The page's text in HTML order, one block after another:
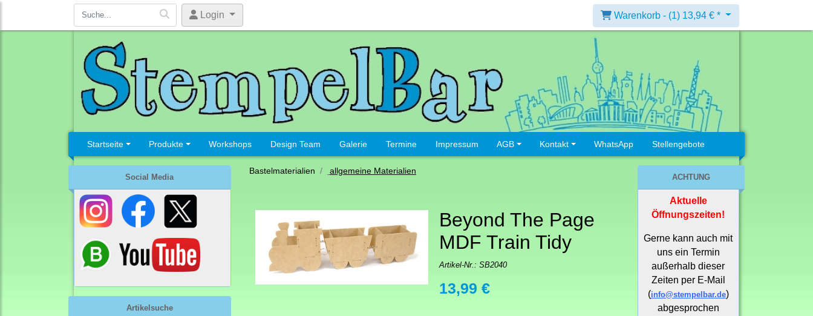
Login Warenkorb - (1) 13,94 € *
Startseite Produkte Workshops Design Team Galerie Termine Impressum AGB Kontakt WhatsApp Stellengebote
Social Media
Artikelsuche
Bastelmaterialien allgemeine Materialien
Beyond The Page
MDF Train Tidy
Artikel-Nr.: SB2040
13,99 €
ACHTUNG
Aktuelle
Öffnungszeiten!
Gerne kann auch mit
uns ein Termin
außerhalb dieser
Zeiten per E-Mail
(info@stempelbar.de)
abgesprochen